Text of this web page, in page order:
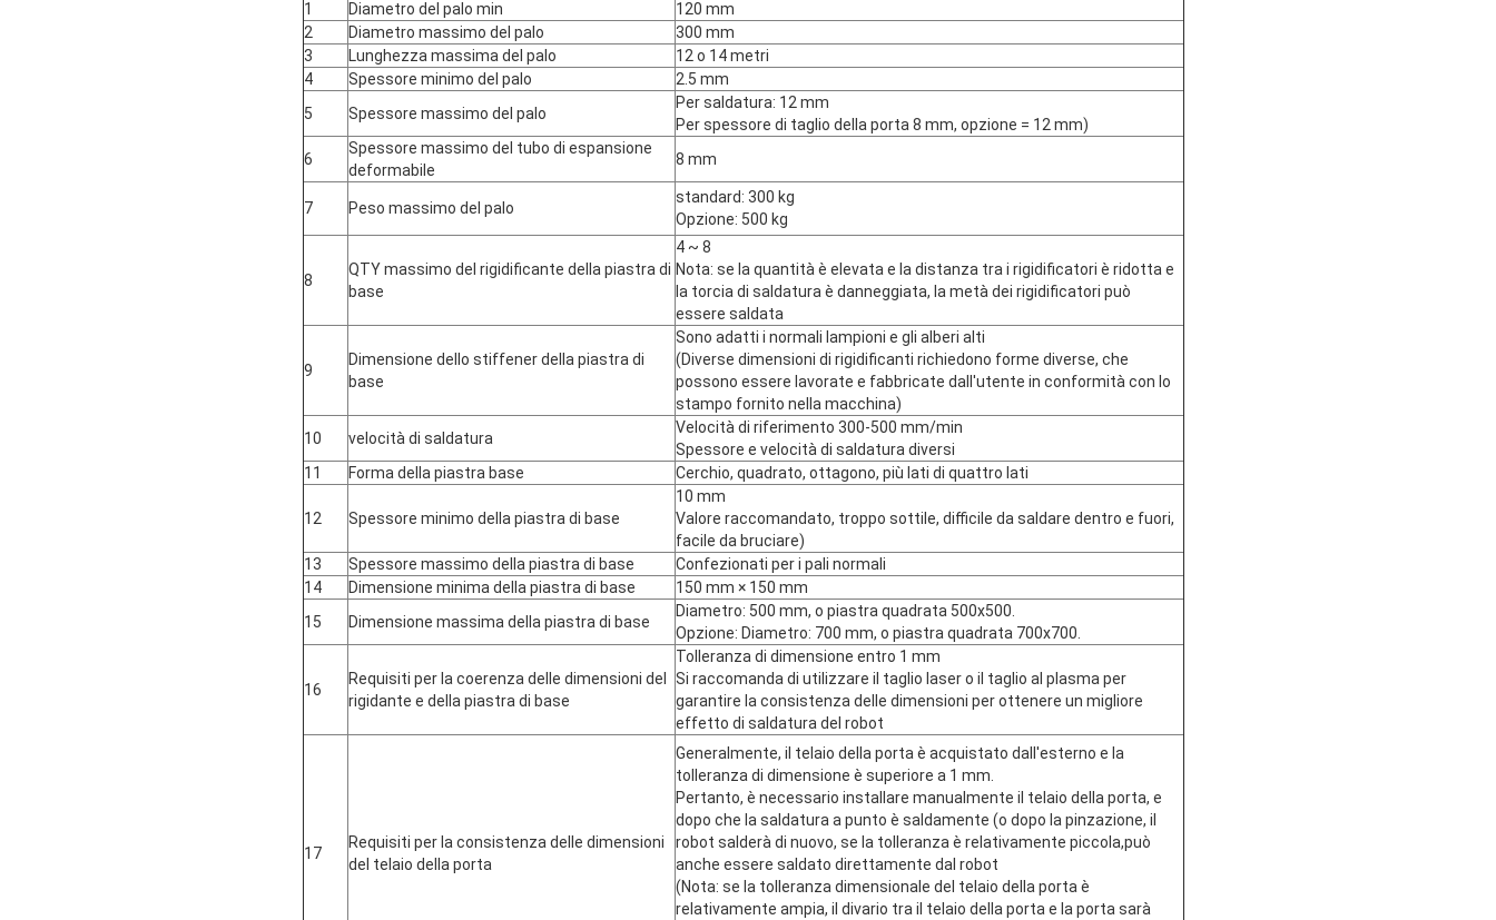
1 Diametro del palo min
120 mm
2
Diametro massimo del palo
300 mm
3
Lunghezza massima del palo
12 o 14 metri
4
Spessore minimo del palo
2.5 mm
5
Spessore massimo del palo
Per saldatura: 12 mm
Per spessore di taglio della porta 8 mm, opzione = 12 mm)
6
Spessore massimo del tubo di espansione
deformabile
8 mm
7 Peso massimo del palo
standard: 300 kg
Opzione: 500 kg
8
QTY massimo del rigidificante della piastra di
base
4 ~ 8
Nota: se la quantità è elevata e la distanza tra i rigidificatori è ridotta e
la torcia di saldatura è danneggiata, la metà dei rigidificatori può
essere saldata
9
Dimensione dello stiffener della piastra di
base
Sono adatti i normali lampioni e gli alberi alti
(Diverse dimensioni di rigidificanti richiedono forme diverse, che
possono essere lavorate e fabbricate dall'utente in conformità con lo
stampo fornito nella macchina)
10
velocità di saldatura
Velocità di riferimento 300-500 mm/min
Spessore e velocità di saldatura diversi
11
Forma della piastra base Cerchio, quadrato, ottagono, più lati di quattro lati
12 Spessore minimo della piastra di base
10 mm
Valore raccomandato, troppo sottile, difficile da saldare dentro e fuori,
facile da bruciare)
13
Spessore massimo della piastra di base
Confezionati per i pali normali
14
Dimensione minima della piastra di base
150 mm × 150 mm
15
Dimensione massima della piastra di base
Diametro: 500 mm, o piastra quadrata 500x500.
Opzione: Diametro: 700 mm, o piastra quadrata 700x700.
16
Requisiti per la coerenza delle dimensioni del
rigidante e della piastra di base
Tolleranza di dimensione entro 1 mm
Si raccomanda di utilizzare il taglio laser o il taglio al plasma per
garantire la consistenza delle dimensioni per ottenere un migliore
effetto di saldatura del robot
17
Requisiti per la consistenza delle dimensioni
del telaio della porta
Generalmente, il telaio della porta è acquistato dall'esterno e la
tolleranza di dimensione è superiore a 1 mm.
Pertanto, è necessario installare manualmente il telaio della porta, e
dopo che la saldatura a punto è saldamente (o dopo la pinzazione, il
robot salderà di nuovo, se la tolleranza è relativamente piccola,può
anche essere saldato direttamente dal robot
(Nota: se la tolleranza dimensionale del telaio della porta è
relativamente ampia, il divario tra il telaio della porta e la porta sarà